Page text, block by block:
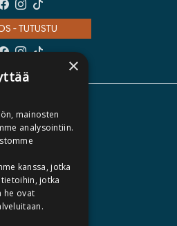
- TUTUSTU
MEISTÄ
TEKIJÄT
KIRJAILIJAKSI
×
mainosten
analysointiin.
kanssa, jotka
jotka
he ovat